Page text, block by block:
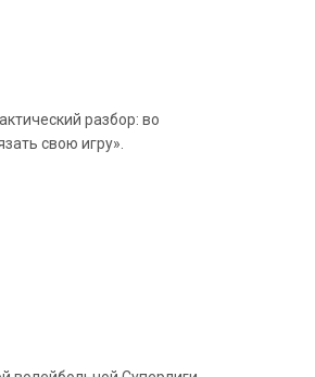
разбор: во
свою игру».